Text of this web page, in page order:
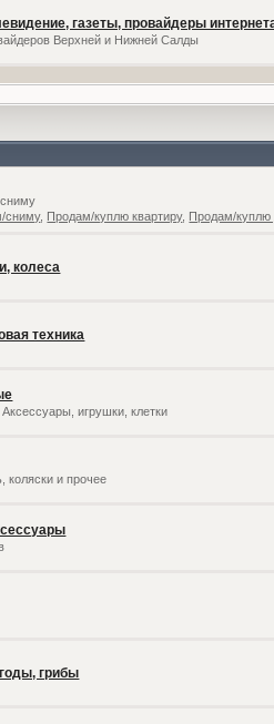
газеты, провайдеры
Верхней и Нижней Салды
сниму, Продам/куплю квартиру, Продам/куплю
колеса
техника
игрушки, клетки
коляски и прочее
грибы